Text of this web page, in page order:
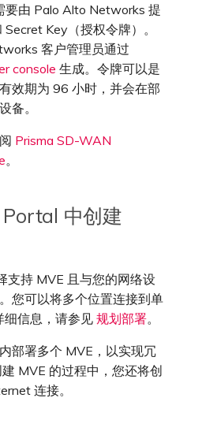
要由 Palo Alto Networks 提
Key（授权令牌）。
客户管理员通过
console 生成。令牌可以是
效期为 96 小时，并会在部
备。
Prisma SD-WAN
。
中创建
支持 MVE 且与您的网络设
您可以将多个位置连接到单
细信息，请参见 规划部署。
部署多个 MVE，以实现冗
MVE 的过程中，您还将创
连接。